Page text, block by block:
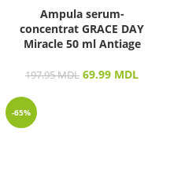
Ampula serum-
concentrat GRACE DAY
Miracle 50 ml Antiage
197.95MDL 69.99 MDL
-65%